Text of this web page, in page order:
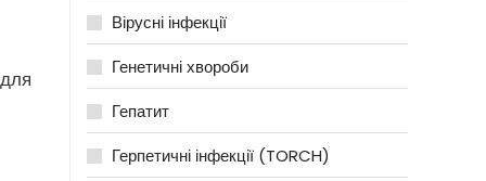
Вірусні інфекції
Генетичні хвороби
Гепатит
Герпетичні інфекції (TORCH)